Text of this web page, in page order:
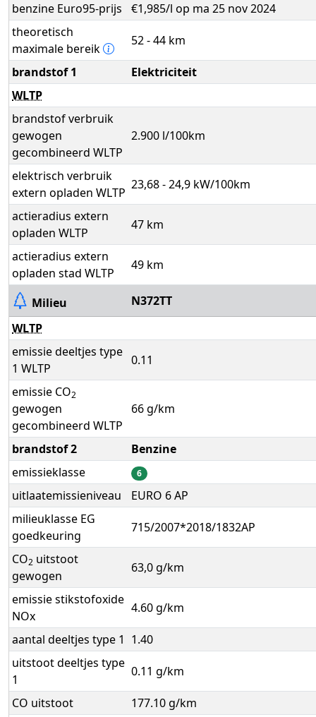
benzine Euro95-prijs
€1,985/l op ma 25 nov 2024
theoretisch
maximale bereik
52 - 44 km
brandstof 1
Elektriciteit
WLTP
brandstof verbruik
gewogen
gecombineerd WLTP
2.900 l/100km
elektrisch verbruik
extern opladen WLTP
23,68 - 24,9 kW/100km
actieradius extern
opladen WLTP
47 km
actieradius extern
opladen stad WLTP
49 km
Milieu
N372TT
WLTP
emissie deeltjes type
1 WLTP
0.11
emissie CO2
gewogen
gecombineerd WLTP
66 g/km
brandstof 2
Benzine
emissieklasse
6
uitlaatemissieniveau
EURO 6 AP
milieuklasse EG
goedkeuring
715/2007*2018/1832AP
CO2 uitstoot
gewogen
63,0 g/km
emissie stikstofoxide
NOx
4.60 g/km
aantal deeltjes type 1 1.40
uitstoot deeltjes type
1
0.11 g/km
CO uitstoot 177.10 g/km